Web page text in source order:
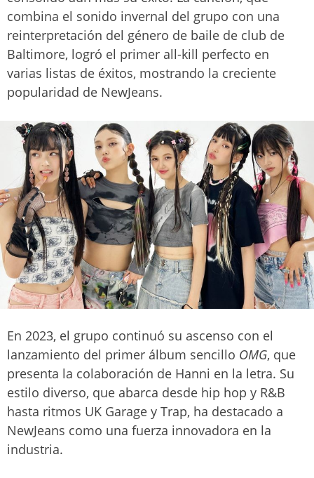
combina el sonido invernal del grupo con una
reinterpretación del género de baile de club de
Baltimore, logró el primer all-kill perfecto en
varias listas de éxitos, mostrando la creciente
popularidad de NewJeans.
En 2023, el grupo continuó su ascenso con el
lanzamiento del primer álbum sencillo OMG, que
presenta la colaboración de Hanni en la letra. Su
estilo diverso, que abarca desde hip hop y R&B
hasta ritmos UK Garage y Trap, ha destacado a
NewJeans como una fuerza innovadora en la
industria.